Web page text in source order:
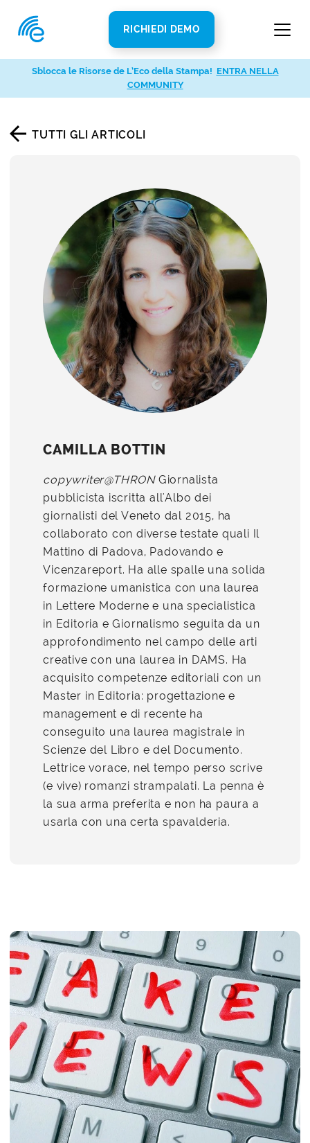
RICHIEDI DEMO
TUTTI GLI ARTICOLI
CAMILLA BOTTIN
copywriter@THRONGiornalista
pubblicista iscritta all'Albo dei
giornalisti del Veneto dal 2015, ha
collaborato con diverse testate quali Il
Mattino di Padova, Padovando e
Vicenzareport. Ha alle spalle una solida
formazione umanistica con una laurea
in Lettere Moderne e una specialistica
in Editoria e Giornalismo seguita da un
approfondimento nel campo delle arti
creative con una laurea in DAMS. Ha
acquisito competenze editoriali con un
Master in Editoria: progettazione e
management e di recente ha
conseguito una laurea magistrale in
Scienze del Libro e del Documento.
Lettrice vorace, nel tempo perso scrive
(e vive) romanzi strampalati. La penna è
la sua arma preferita e non ha paura a
usarla con una certa spavalderia.
Sblocca le Risorse de L’Eco della Stampa! ENTRA NELLA
COMMUNITY